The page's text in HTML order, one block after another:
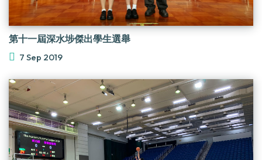
第十一屆深水埗傑出學生選舉
7 Sep 2019